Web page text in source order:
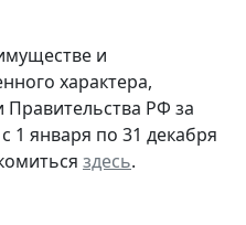
и
характера,
РФ за
1 января по 31 декабря
здесь.